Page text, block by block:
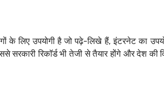
के लिए उपयोगी है जो पढ़े-लिखे हैं, इंटरनेट का
सरकारी रिकॉर्ड भी तेजी से तैयार होंगे और देश